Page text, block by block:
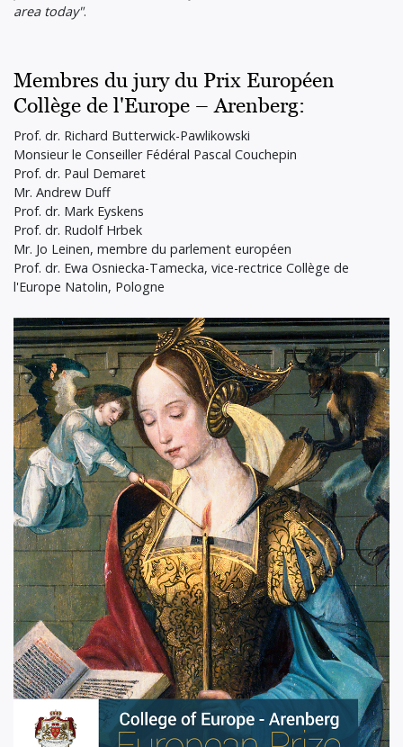
area today".
Membres du jury du Prix Européen
Collège de l'Europe – Arenberg:
Prof. dr. Richard Butterwick-Pawlikowski
Monsieur le Conseiller Fédéral Pascal Couchepin
Prof. dr. Paul Demaret
Mr. Andrew Duff
Prof. dr. Mark Eyskens
Prof. dr. Rudolf Hrbek
Mr. Jo Leinen, membre du parlement européen
Prof. dr. Ewa Osniecka-Tamecka, vice-rectrice Collège de
l'Europe Natolin, Pologne